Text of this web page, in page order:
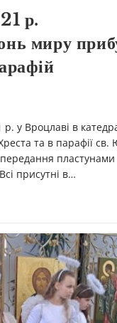
р.
миру
у Вроцлаві в
та в парафії св.
пластунами
присутні в…